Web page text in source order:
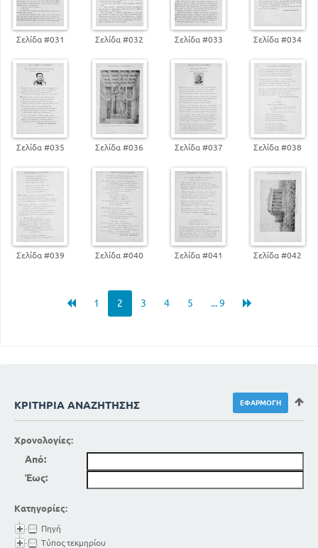
Σελίδα #031 Σελίδα #032 Σελίδα #033 Σελίδα #034
Σελίδα #035 Σελίδα #036 Σελίδα #037 Σελίδα #038
Σελίδα #039 Σελίδα #040 Σελίδα #041 Σελίδα #042
1 2 3 4 5 ... 9
ΚΡΙΤΉΡΙΑ ΑΝΑΖΉΤΗΣΗΣ
Χρονολογίες:
Από:
Έως:
Κατηγορίες:
Πηγή
Τύπος τεκμηρίου